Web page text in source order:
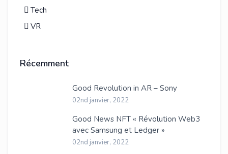
Tech
VR
Récemment
Good Revolution in AR – Sony
02nd janvier, 2022
Good News NFT « Révolution Web3
avec Samsung et Ledger »
02nd janvier, 2022